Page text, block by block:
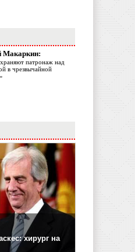
Макаркин:
патронаж над
в чрезвычайной
хирург на